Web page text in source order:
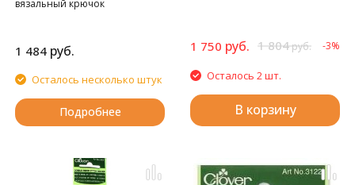
вязальный крючок
1 484 руб.
Осталось несколько штук
Подробнее
1 750 руб. 1 804руб. -3%
Осталось 2 шт.
В корзину